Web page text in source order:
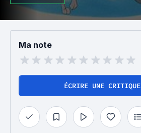
Ma note
ÉCRIRE UNE CRITIQUE